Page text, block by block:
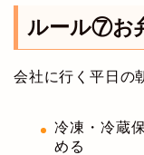
ルール⑦お
会社に行く平日の
冷凍・冷蔵
める